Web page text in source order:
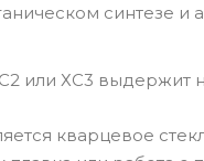
синтезе и
или ХС3 выдержит
кварцевое